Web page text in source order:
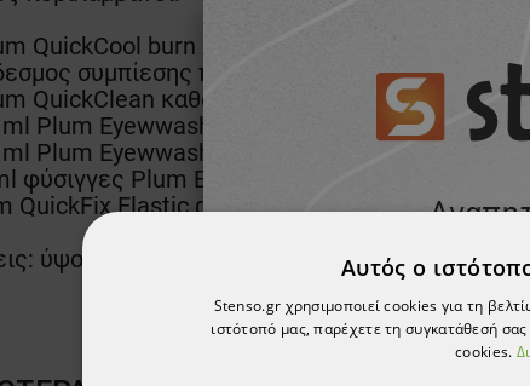
QuickCool burn gel (Gel κατά των
συμπίεσης πληγής QuickStop Plum
QuickClean καθαριστικό πληγών
Plum Eyewwash 0,9% Sodium Chloride
ml Plum Eyewwash pH Neutral 4,9% Phosphate
φύσιγγες Plum Eyewash 0,9% Sodium Chloride
QuickFix Elastic ανταλλακτικό με 45
ύψος - 430 mm; πλάτος - 253 mm; βάθος -
Αυτός ο
Stenso.gr χρησιμοποιεί cookies για τη
ιστότοπό μας, παρέχετε τη συγκατάθεσή
cookies.